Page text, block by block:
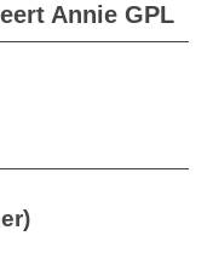
Annie GPL